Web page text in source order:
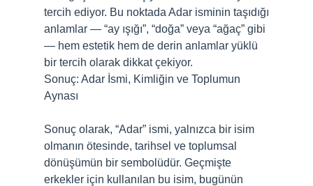
tercih ediyor. Bu noktada Adar isminin taşıdığı
anlamlar — “ay ışığı”, “doğa” veya “ağaç” gibi
— hem estetik hem de derin anlamlar yüklü
bir tercih olarak dikkat çekiyor.
Sonuç: Adar İsmi, Kimliğin ve Toplumun
Aynası
Sonuç olarak, “Adar” ismi, yalnızca bir isim
olmanın ötesinde, tarihsel ve toplumsal
dönüşümün bir sembolüdür. Geçmişte
erkekler için kullanılan bu isim, bugünün